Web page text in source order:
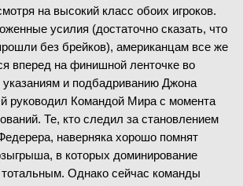
на высокий класс обоих игроков.
усилия (достаточно сказать, что
без брейков), американцам все же
вперед на финишной ленточке во
указаниям и подбадриванию Джона
руководил Командой Мира с момента
Те, кто следил за становлением
наверняка хорошо помнят
в которых доминирование
Однако сейчас команды